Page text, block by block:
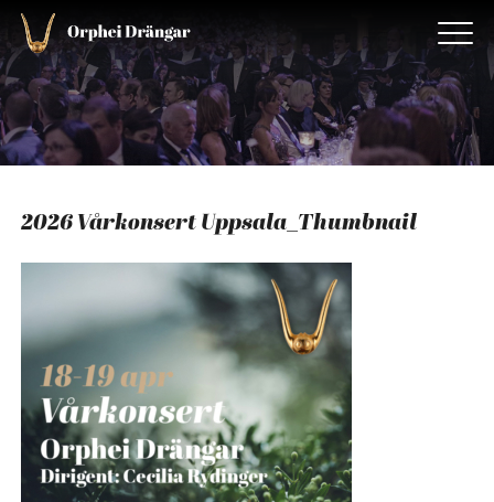
2026 Vårkonsert Uppsala_Thumbnail